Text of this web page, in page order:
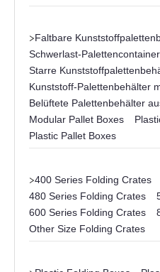
>Faltbare
Schwerlast-Palettencontainer
Starre
Kunststoff-Palettenbehälter
Belüftete Palettenbehälter
Modular Pallet Boxes
Plastic Pallet Boxes
>400 Series Folding Crates
480 Series Folding Crates
600 Series Folding Crates
Other Size Folding Crates